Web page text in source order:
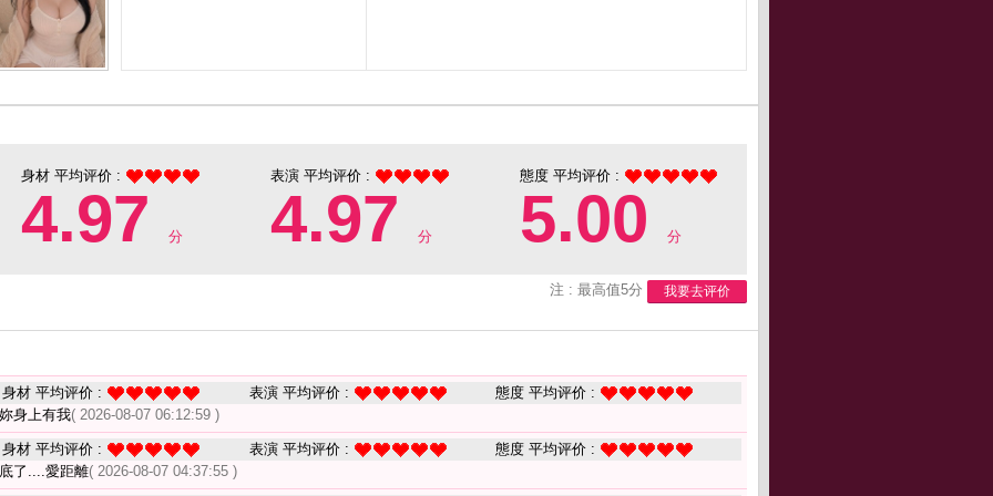
身材 平均评价 :
4.97 分
表演 平均评价 :
4.97 分
態度 平均评价 :
5.00 分
注 : 最高值5分 我要去评价
身材 平均评价 : 表演 平均评价 :
態度 平均评价 :
身上有我( 2026-08-07 06:12:59 )
身材 平均评价 : 表演 平均评价 :
態度 平均评价 :
了....愛距離( 2026-08-07 04:37:55 )